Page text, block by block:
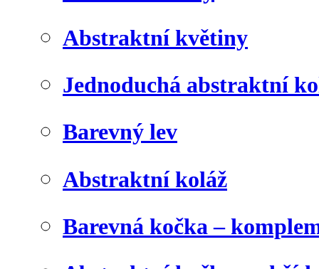
Abstraktní květiny
Jednoduchá abstraktní
Barevný lev
Abstraktní koláž
Barevná kočka –